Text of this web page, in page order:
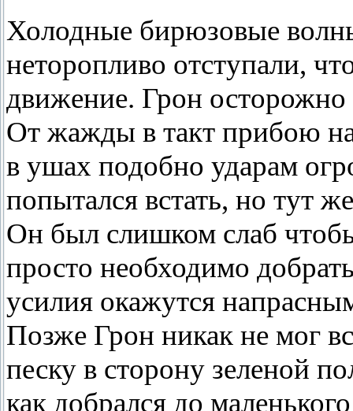
Холодные бирюзовые
неторопливо отступали,
движение. Грон осторожно
От жажды в такт прибою
в ушах подобно ударам
попытался встать, но тут
Он был слишком слаб
просто необходимо
усилия окажутся
Позже Грон никак не мог
песку в сторону зеленой
как добрался до